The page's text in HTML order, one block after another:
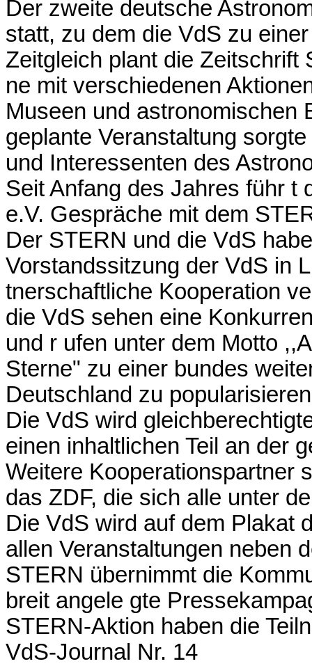
Der zweite deutsche
statt, zu dem die VdS zu
Zeitgleich plant die Zeitschrift
ne mit verschiedenen
Museen und astronomischen
geplante Veranstaltung
und Interessenten des
Seit Anfang des Jahres führ t
e.V. Gespräche mit dem
Der STERN und die VdS
Vorstandssitzung der VdS in
tnerschaftliche Kooperation
die VdS sehen eine
und r ufen unter dem Motto
Sterne" zu einer bundes
Deutschland zu
Die VdS wird
einen inhaltlichen Teil an der
Weitere Kooperationspartner
das ZDF, die sich alle unter
Die VdS wird auf dem Plakat
allen Veranstaltungen neben
STERN übernimmt die
breit angele gte
STERN-Aktion haben die
VdS-Journal Nr. 14